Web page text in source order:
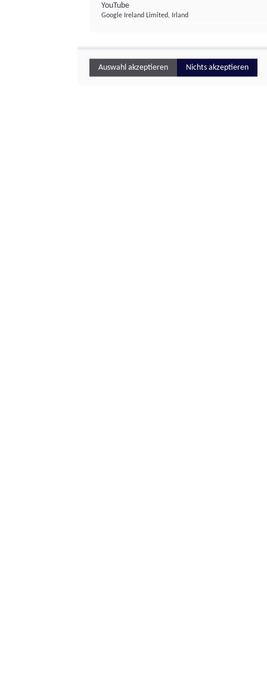
YouTube
Google Ireland Limited, Irland
Auswahl akzeptieren Nichts akzeptieren